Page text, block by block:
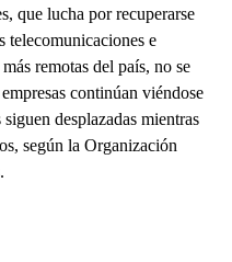
que lucha por recuperarse
telecomunicaciones e
remotas del país, no se
continúan viéndose
desplazadas mientras
según la Organización